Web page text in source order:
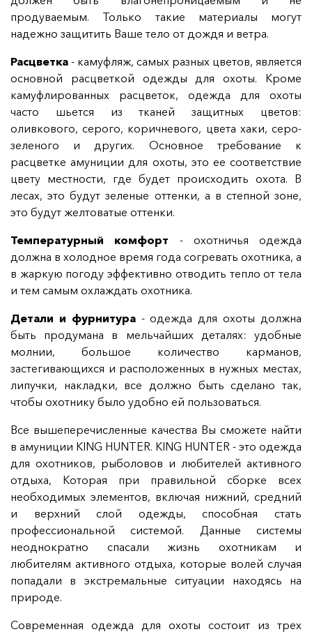
продуваемым. Только такие материалы могут
надежно защитить Ваше тело от дождя и ветра.
Расцветка - камуфляж, самых разных цветов, является
основной расцветкой одежды для охоты. Кроме
камуфлированных расцветок, одежда для охоты
часто шьется из тканей защитных цветов:
оливкового, серого, коричневого, цвета хаки, серо-
зеленого и других. Основное требование к
расцветке амуниции для охоты, это ее соответствие
цвету местности, где будет происходить охота. В
лесах, это будут зеленые оттенки, а в степной зоне,
это будут желтоватые оттенки.
Температурный комфорт - охотничья одежда
должна в холодное время года согревать охотника, а
в жаркую погоду эффективно отводить тепло от тела
и тем самым охлаждать охотника.
Детали и фурнитура- одежда для охоты должна
быть продумана в мельчайших деталях: удобные
молнии, большое количество карманов,
застегивающихся и расположенных в нужных местах,
липучки, накладки, все должно быть сделано так,
чтобы охотнику было удобно ей пользоваться.
Все вышеперечисленные качества Вы сможете найти
в амуниции KING HUNTER. KING HUNTER - это одежда
для охотников, рыболовов и любителей активного
отдыха, Которая при правильной сборке всех
необходимых элементов, включая нижний, средний
и верхний слой одежды, способная стать
профессиональной системой. Данные системы
неоднократно спасали жизнь охотникам и
любителям активного отдыха, которые волей случая
попадали в экстремальные ситуации находясь на
природе.
Современная одежда для охоты состоит из трех